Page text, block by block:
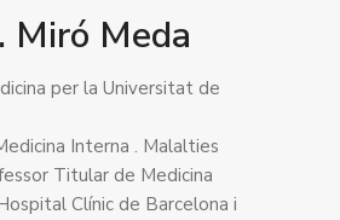
Miró Meda
per la Universitat de
Interna . Malalties
Titular de Medicina
Clínic de Barcelona i